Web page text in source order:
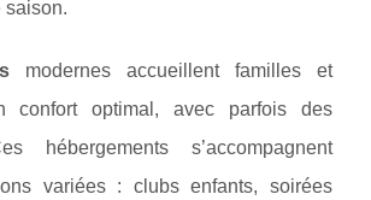
saison.
modernes accueillent familles et
confort optimal, avec parfois des
hébergements s’accompagnent
variées : clubs enfants, soirées